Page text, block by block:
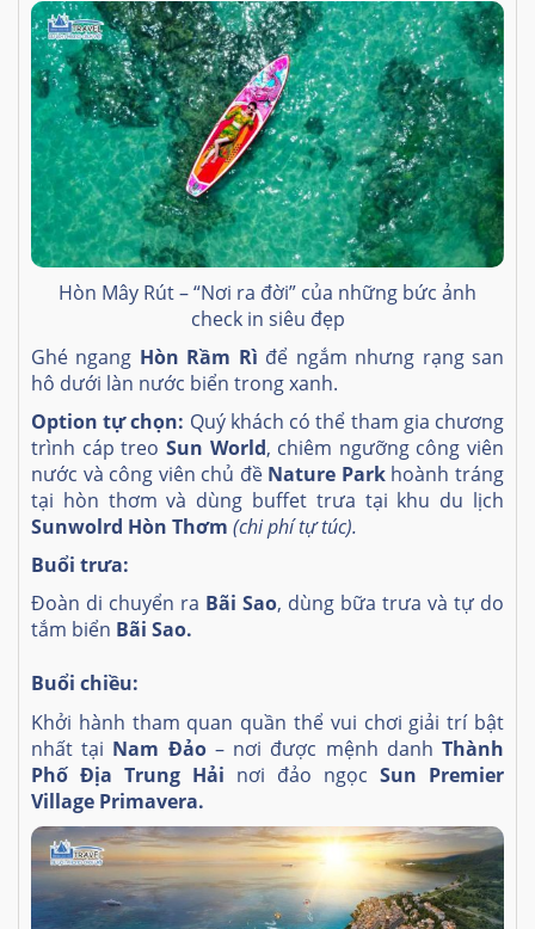
Hòn Mây Rút – “Nơi ra đời” của những bức ảnh
check in siêu đẹp
Ghé ngang Hòn Rầm Rì để ngắm nhưng rạng san
hô dưới làn nước biển trong xanh.
Option tự chọn: Quý khách có thể tham gia chương
trình cáp treo Sun World, chiêm ngưỡng công viên
nước và công viên chủ đề Nature Parkhoành tráng
tại hòn thơm và dùng buffet trưa tại khu du lịch
Sunwolrd Hòn Thơm (chi phí tự túc).
Buổi trưa:
Đoàn di chuyển ra Bãi Sao, dùng bữa trưa và tự do
tắm biển Bãi Sao.
Buổi chiều:
Khởi hành tham quan quần thể vui chơi giải trí bật
nhất tại Nam Đảo– nơi được mệnh danhThành
Phố Địa Trung Hải nơi đảo ngọc Sun Premier
Village Primavera.